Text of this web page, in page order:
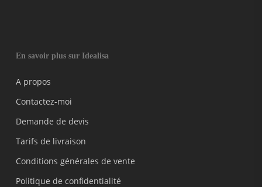
En savoir plus sur Idealisa
A propos
Contactez-moi
Demande de devis
Tarifs de livraison
Conditions générales de vente
Politique de confidentialité